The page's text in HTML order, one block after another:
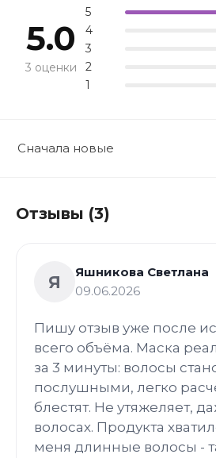
5.0
3 оценки
5
4
3
2
1
Сначала новые
Отзывы (3)
Я
Яшникова Светлана
09.06.2026
Пишу отзыв уже после
всего объёма. Маска
за 3 минуты: волосы
послушными, легко
блестят. Не утяжеляет,
волосах. Продукта
меня длинные волосы -